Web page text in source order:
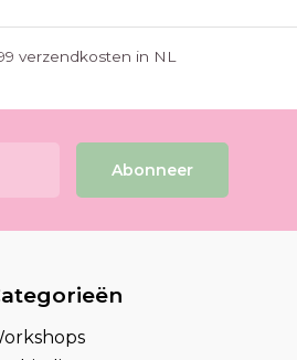
verzendkosten in NL
Abonneer